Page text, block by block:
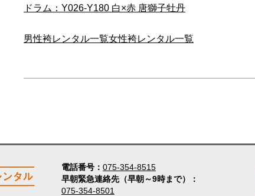
ドラム：Y026-Y180 白×赤 唐獅子牡丹
男性袴レンタル一覧女性袴レンタル一覧
電話番号
075-354-8515
早朝緊急連絡先（早朝～9時まで）
075-354-8501